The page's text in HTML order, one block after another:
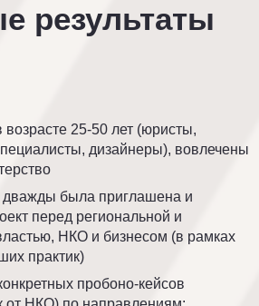
результаты
возрасте 25-50 лет (юристы,
дизайнеры), вовлечены
дважды была приглашена и
перед региональной и
НКО и бизнесом (в рамках
практик)
пробоно-кейсов